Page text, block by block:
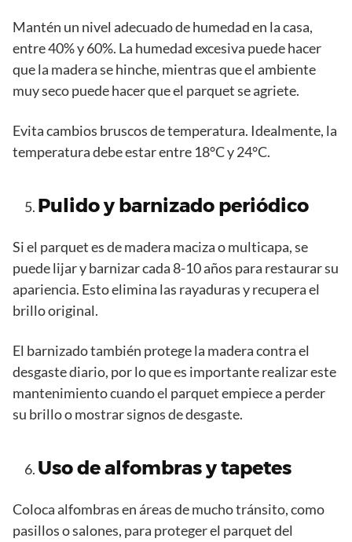
Mantén un nivel adecuado de humedad en la casa,
entre 40% y 60%. La humedad excesiva puede hacer
que la madera se hinche, mientras que el ambiente
muy seco puede hacer que el parquet se agriete.
Evita cambios bruscos de temperatura. Idealmente, la
temperatura debe estar entre 18°C y 24°C.
Pulido y barnizado periódico
Si el parquet es de madera maciza o multicapa, se
puede lijar y barnizar cada 8-10 años para restaurar su
apariencia. Esto elimina las rayaduras y recupera el
brillo original.
El barnizado también protege la madera contra el
desgaste diario, por lo que es importante realizar este
mantenimiento cuando el parquet empiece a perder
su brillo o mostrar signos de desgaste.
Uso de alfombras y tapetes
Coloca alfombras en áreas de mucho tránsito, como
pasillos o salones, para proteger el parquet del